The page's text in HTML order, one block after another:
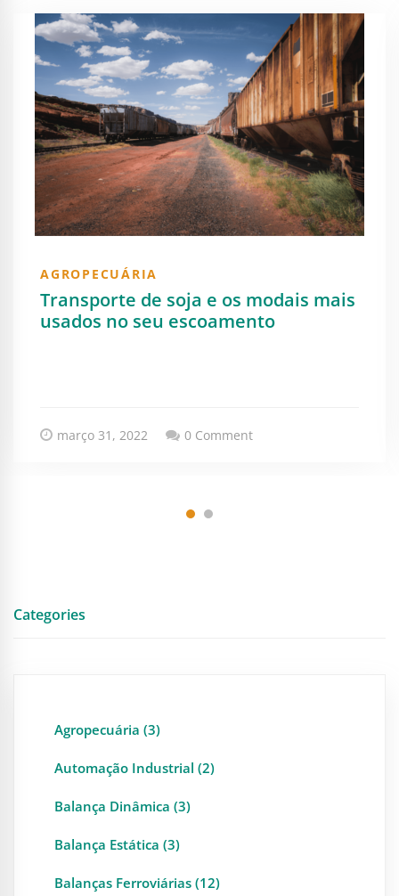
Categories
Agropecuária (3)
Automação Industrial (2)
Balança Dinâmica (3)
Balança Estática (3)
Balanças Ferroviárias (12)
AGROPECUÁRIA
Transporte de soja e os modais mais
usados no seu escoamento
março 31, 2022 0 Comment